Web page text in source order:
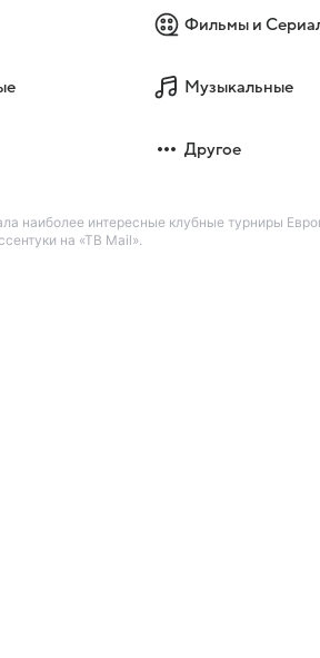
Фильмы и
Музыкальные
Другое
наиболее интересные клубные турниры
на «ТВ Mail».